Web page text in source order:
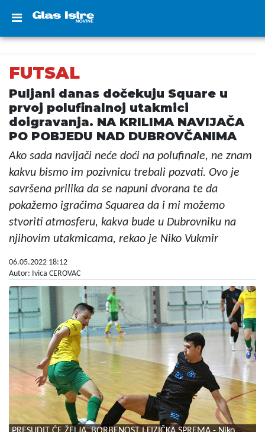
FUTSAL
Puljani danas dočekuju Square u
prvoj polufinalnoj utakmici
doigravanja. NA KRILIMA NAVIJAČA
PO POBJEDU NAD DUBROVČANIMA
Ako sada navijači neće doći na polufinale, ne znam
kakvu bismo im pozivnicu trebali pozvati. Ovo je
savršena prilika da se napuni dvorana te da
pokažemo igračima Squarea da i mi možemo
stvoriti atmosferu, kakva bude u Dubrovniku na
njihovim utakmicama, rekao je Niko Vukmir
06.05.2022 18:12
Autor: Ivica CEROVAC